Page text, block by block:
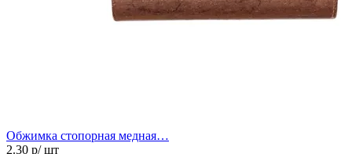
Обжимка стопорная медная…
2.30 р/ шт